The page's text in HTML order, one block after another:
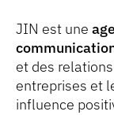
JIN est une
et des
entreprises et
influence